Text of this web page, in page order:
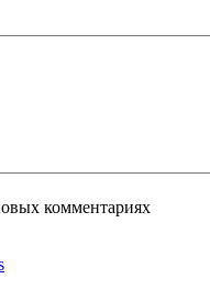
комментариях